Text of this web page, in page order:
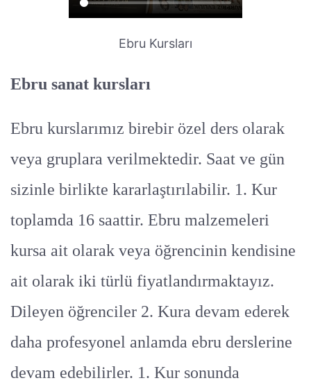
Ebru Kursları
Ebru sanat kursları
Ebru kurslarımız birebir özel ders olarak
veya gruplara verilmektedir. Saat ve gün
sizinle birlikte kararlaştırılabilir. 1. Kur
toplamda 16 saattir. Ebru malzemeleri
kursa ait olarak veya öğrencinin kendisine
ait olarak iki türlü fiyatlandırmaktayız.
Dileyen öğrenciler 2. Kura devam ederek
daha profesyonel anlamda ebru derslerine
devam edebilirler. 1. Kur sonunda